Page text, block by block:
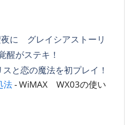
に グレイシアストーリ
醒がステキ！
と恋の魔法を初プレイ！
法-WiMAX WX03の使い